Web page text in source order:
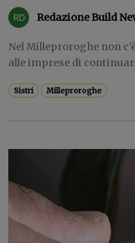
Redazione Build
Nel Milleproroghe non
alle imprese di
Sistri Milleproroghe